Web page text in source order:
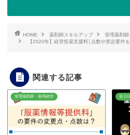
HOME 薬剤師スキルアップ
管理薬剤
【2020年】経管投薬支援料│点数や算定要件
関連する記事
管理薬剤師・薬局経営 収入